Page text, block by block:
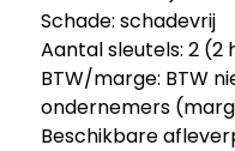
Schade: schadevrij
Aantal sleutels: 2 (2
BTW/marge: BTW
ondernemers
Beschikbare